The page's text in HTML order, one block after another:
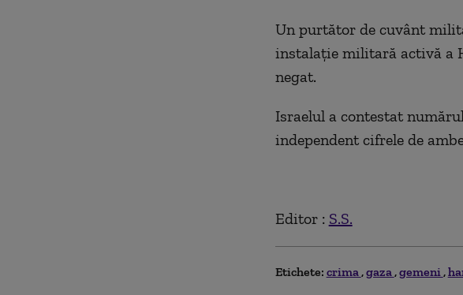
Un purtător de cuvânt
instalație militară activă a
negat.
Israelul a contestat
independent cifrele de
Editor : S.S.
Etichete: crima gaza gemeni